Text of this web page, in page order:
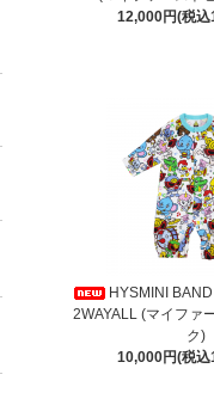
12,000円(税
HYSMINI
2WAYALL (マイファ
ク)
10,000円(税